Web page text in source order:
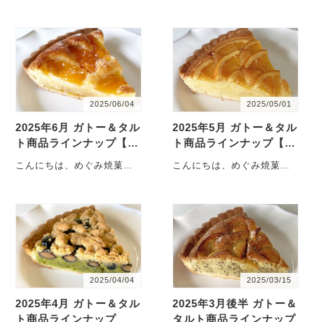
案内です！ お・・・
案内です！ お・・・
2025/06/04
2025年6月 ガトー＆タル
ト商品ラインナップ【更
こんにちは、めぐみ焼菓子
案内です！ お・・・
2025/05/01
2025年5月 ガトー＆タル
ト商品ラインナップ【更
こんにちは、めぐみ焼菓子
案内です！ 先・・・
2025/04/04
2025年4月 ガトー＆タル
ト商品ラインナップ
2025/03/15
2025年3月後半 ガトー＆
タルト商品ラインナップ